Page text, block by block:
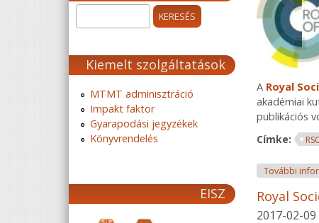
Kiemelt szolgáltatások
MTMT adminisztráció
Impakt faktor
Gyarapodási jegyzékek
Könyvrendelés
EISZ
A Royal
akadémiai
publikációs
Címke:
RSC
További
Royal
2017-02-09